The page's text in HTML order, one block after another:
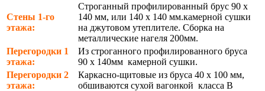
Стены 1-го
этажа:
Строганный профилированный брус 90 х
140 мм, или 140 х 140 мм.камерной сушки
на джутовом утеплителе. Сборка на
металлические нагеля 200мм.
Перегородки 1
этажа:
Из строганного профилированного бруса
90 х 140мм камерной сушки.
Перегородки 2
этажа:
Каркасно-щитовые из бруса 40 х 100 мм,
обшиваются сухой вагонкой класса В